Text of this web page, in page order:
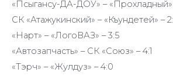
«Псыгансу-ДА-ДОУ» – «Прохладный»
СК «Атажукинский» – «Къундетей» –
«Нарт» – «ЛогоВАЗ» – 3:5
«Автозапчасть» – СК «Союз» – 4:1
«Тэрч» – «Жулдуз» – 4:0